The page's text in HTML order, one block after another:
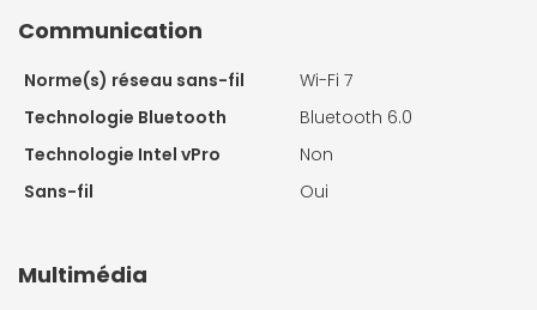
Communication
Norme(s) réseau sans-fil
Wi-Fi 7
Technologie Bluetooth
Bluetooth 6.0
Technologie Intel vPro
Non
Sans-fil
Oui
Multimédia